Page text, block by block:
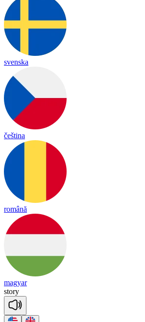
svenska
čeština
română
magyar
story